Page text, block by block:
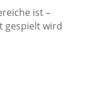
ist –
gespielt wird